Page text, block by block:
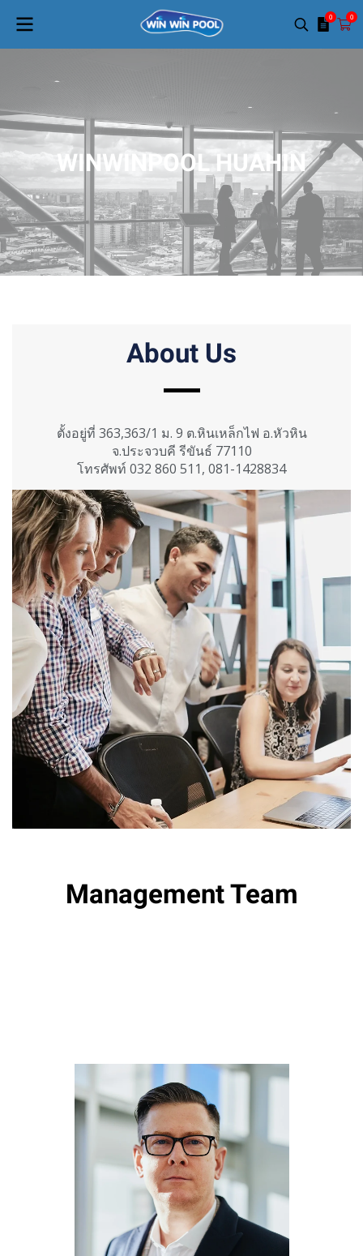
0 0
WINWINPOOL HUAHIN
About Us
ตั้งอยู่ที่ 363,363/1 ม. 9 ต.หินเหล็กไฟ อ.หัวหิน
จ.ประจวบคี รีขันธ์ 77110
โทรศัพท์ 032 860 511, 081-1428834
Management Team